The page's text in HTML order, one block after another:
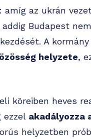
amíg az ukrán
Budapest
A
helyzete,
köreiben heves
ezzel akadályozza
helyzetben